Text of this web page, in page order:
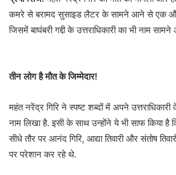
कमरे से बरामद सुसाइड लैटर के सामने आने से एक
जिसमें बाघंबरी गद्दी के उत्तराधिकारी का भी नाम
तीन लोग है मौत के जिम्मेदार!
महंत नरेंद्र गिरि ने स्पष्‍ट शब्दों में अपने उत्तराधिकारी
नाम लिखा है. इसी के साथ उन्होंने ये भी साफ किया है
सीधे तौर पर आनंद गिरि, आद्या तिवारी और संतोष
पर परेशान कर रहे थे.